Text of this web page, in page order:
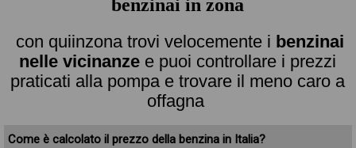
benzinai in zona
con quiinzona trovi velocemente i benzinai
nelle vicinanze e puoi controllare i prezzi
praticati alla pompa e trovare il meno caro a
offagna
Come è calcolato il prezzo della benzina in Italia?